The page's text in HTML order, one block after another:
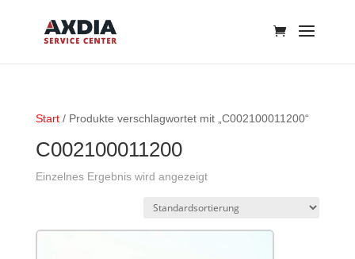
Start/ Produkte verschlagwortet mit „C002100011200“
C002100011200
Einzelnes Ergebnis wird angezeigt